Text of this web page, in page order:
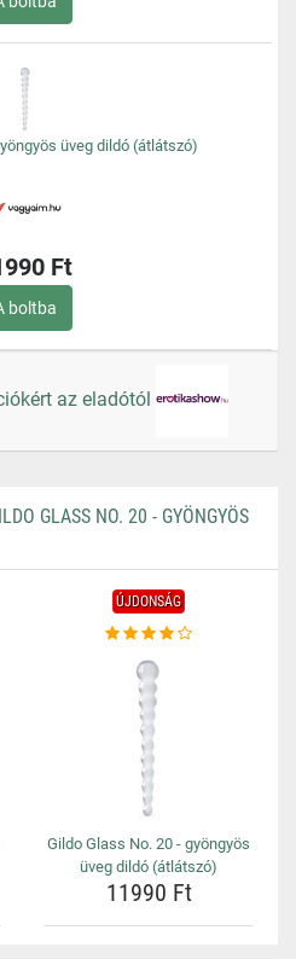
üveg dildó (átlátszó)
Ft
boltba
az eladótól
GLASS NO. 20 - GYÖNGYÖS
ÚJDONSÁG
Gildo Glass No. 20 - gyöngyös
üveg dildó (átlátszó)
11990 Ft